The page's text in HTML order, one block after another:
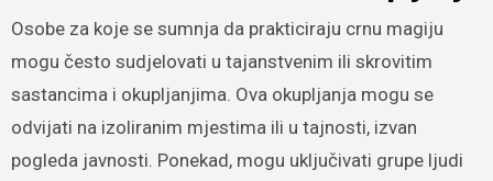
Osobe za koje se sumnja da prakticiraju crnu magiju
mogu često sudjelovati u tajanstvenim ili skrovitim
sastancima i okupljanjima. Ova okupljanja mogu se
odvijati na izoliranim mjestima ili u tajnosti, izvan
pogleda javnosti. Ponekad, mogu uključivati grupe ljudi